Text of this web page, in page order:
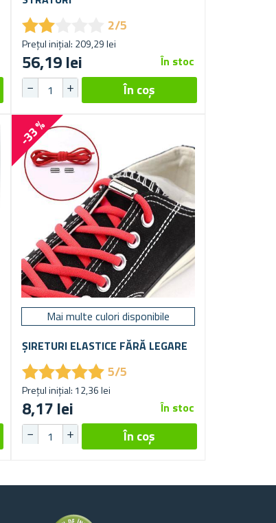
★★
★★ 2/5
Prețul inițial: 209,29 lei
56,19 lei În stoc
-33 %
Mai multe culori disponibile
ȘIRETURI ELASTICE FĂRĂ LEGARE
★★★★★
★★★★★5/5
Prețul inițial: 12,36 lei
8,17 lei În stoc